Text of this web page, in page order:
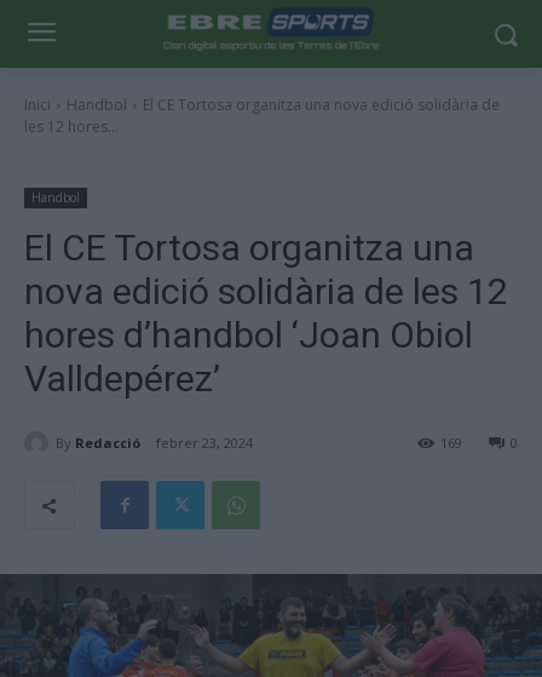
Inici Handbol
El CE Tortosa organitza una nova edició solidària de
les 12 hores...
Handbol
El CE Tortosa organitza una
nova edició solidària de les 12
hores d’handbol ‘Joan Obiol
Valldepérez’
By Redacció febrer 23, 2024 0
169